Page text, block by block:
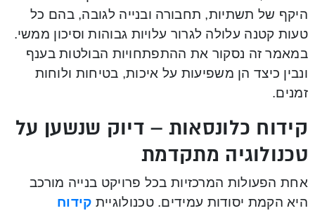
היקף של תשתיות, תחבורה ובנייה לגובה, בהם כל
טעות קטנה עלולה לגרור עלויות גבוהות וסיכון ממשי.
במאמר זה נסקור את ההתפתחויות הבולטות בענף
ונבין כיצד הן משפיעות על איכות, בטיחות ולוחות
זמנים.
קידוח כלונסאות – דיוק שנשען על
טכנולוגיה מתקדמת
אחת הפעולות המרכזיות בכל פרויקט בנייה מורכב
היא הקמת יסודות עמידים. טכנולוגיית קידוח